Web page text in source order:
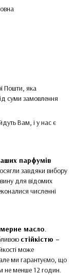
Пошти, яка
суми замовлення
Вам, і у нас є
парфумів
завдяки вибору
для відомих
численні
масло.
стійкістю –
може
ми гарантуємо, що
не менше 12 годин.